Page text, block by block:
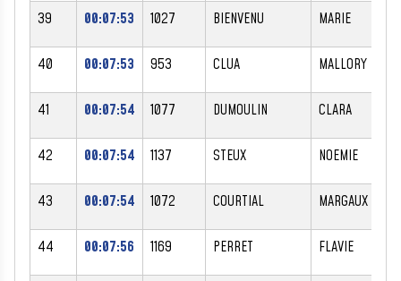
39 00:07:53 1027 BIENVENU MARIE
40 00:07:53 953 CLUA MALLORY
41 00:07:54 1077 DUMOULIN CLARA
42 00:07:54 1137 STEUX NOEMIE
43 00:07:54 1072 COURTIAL MARGAUX
44 00:07:56 1169 PERRET FLAVIE